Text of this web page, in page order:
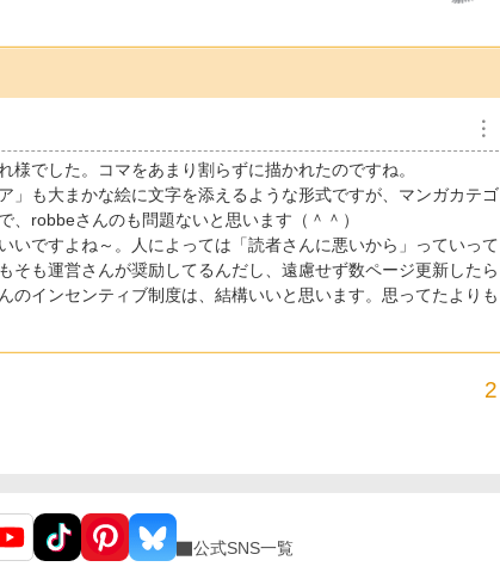
︙
様でした。コマをあまり割らずに描かれたのですね。
」も大まかな絵に文字を添えるような形式ですが、マンガカテゴ
、robbeさんのも問題ないと思います（＾＾）
いですよね～。人によっては「読者さんに悪いから」っていって
そも運営さんが奨励してるんだし、遠慮せず数ページ更新したら
のインセンティブ制度は、結構いいと思います。思ってたよりも
2
公式SNS一覧